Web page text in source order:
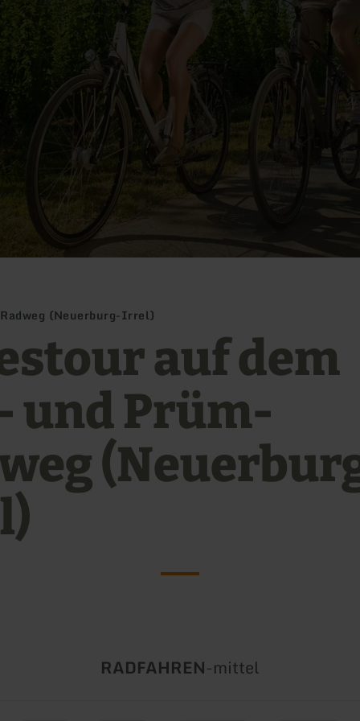
(Neuerburg-Irrel)
auf dem
und Prüm-
Art
RADFAHREN-Schwierigkeit:
mittel